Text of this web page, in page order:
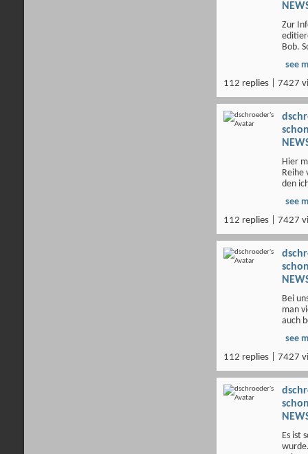
Zur
Bob.
see
112 replies | 7427
Hier
Reihe
den
see
112 replies | 7427
Bei
man
auch
see
112 replies | 7427
Es ist